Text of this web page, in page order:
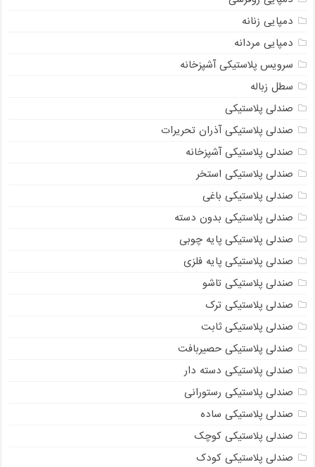
دمپایی زنانه
دمپایی مردانه
سرویس پلاستیکی آشپزخانه
سطل زباله
صندلی پلاستیکی
صندلی پلاستیکی آذران تحریرات
صندلی پلاستیکی آشپزخانه
صندلی پلاستیکی استخر
صندلی پلاستیکی باغی
صندلی پلاستیکی بدون دسته
صندلی پلاستیکی پایه چوبی
صندلی پلاستیکی پایه فلزی
صندلی پلاستیکی تاشو
صندلی پلاستیکی ترک
صندلی پلاستیکی ثابت
صندلی پلاستیکی حصیربافت
صندلی پلاستیکی دسته دار
صندلی پلاستیکی رستورانی
صندلی پلاستیکی ساده
صندلی پلاستیکی کوچک
صندلی پلاستیکی کودک